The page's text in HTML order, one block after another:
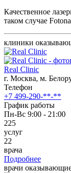
Качественное
таком случае
клиники
Real Clinic
г. Москва, м.
Телефон
+7 499-290-**-**
График работы
Пн-Вс 9:00 - 21:00
225
услуг
22
врача
Подробнее
врачи